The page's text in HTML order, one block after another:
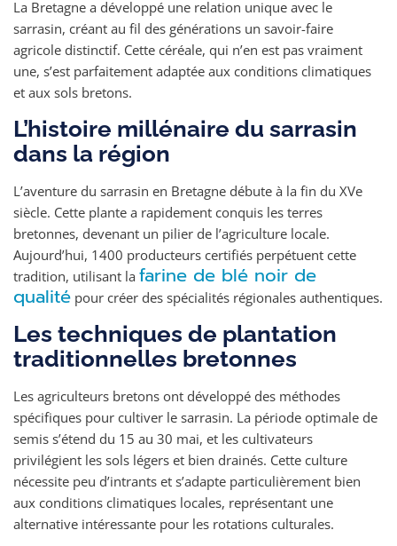
La Bretagne a développé une relation unique avec le
sarrasin, créant au fil des générations un savoir-faire
agricole distinctif. Cette céréale, qui n’en est pas vraiment
une, s’est parfaitement adaptée aux conditions climatiques
et aux sols bretons.
L’histoire millénaire du sarrasin
dans la région
L’aventure du sarrasin en Bretagne débute à la fin du XVe
siècle. Cette plante a rapidement conquis les terres
bretonnes, devenant un pilier de l’agriculture locale.
Aujourd’hui, 1400 producteurs certifiés perpétuent cette
tradition, utilisant la farine de blé noir de
qualité pour créer des spécialités régionales authentiques.
Les techniques de plantation
traditionnelles bretonnes
Les agriculteurs bretons ont développé des méthodes
spécifiques pour cultiver le sarrasin. La période optimale de
semis s’étend du 15 au 30 mai, et les cultivateurs
privilégient les sols légers et bien drainés. Cette culture
nécessite peu d’intrants et s’adapte particulièrement bien
aux conditions climatiques locales, représentant une
alternative intéressante pour les rotations culturales.